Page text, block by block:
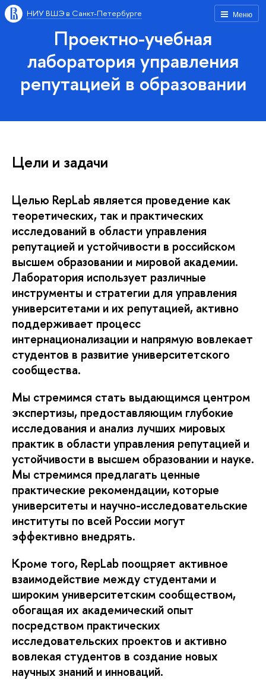
Меню
НИУ ВШЭ в Санкт-Петербурге
Проектно-учебная
лаборатория управления
репутацией в образовании
Цели и задачи
Целью RepLab является проведение как
теоретических, так и практических
исследований в области управления
репутацией и устойчивости в российском
высшем образовании и мировой академии.
Лаборатория использует различные
инструменты и стратегии для управления
университетами и их репутацией, активно
поддерживает процесс
интернационализации и напрямую вовлекает
студентов в развитие университетского
сообщества.
Мы стремимся стать выдающимся центром
экспертизы, предоставляющим глубокие
исследования и анализ лучших мировых
практик в области управления репутацией и
устойчивости в высшем образовании и науке.
Мы стремимся предлагать ценные
практические рекомендации, которые
университеты и научно-исследовательские
институты по всей России могут
эффективно внедрять.
Кроме того, RepLab поощряет активное
взаимодействие между студентами и
широким университетским сообществом,
обогащая их академический опыт
посредством практических
исследовательских проектов и активно
вовлекая студентов в создание новых
научных знаний и инноваций.